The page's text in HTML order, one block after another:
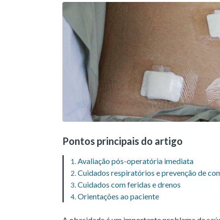
Pontos principais do artigo
Avaliação pós-operatória imediata
Cuidados respiratórios e prevenção de
Cuidados com feridas e drenos
Orientações ao paciente